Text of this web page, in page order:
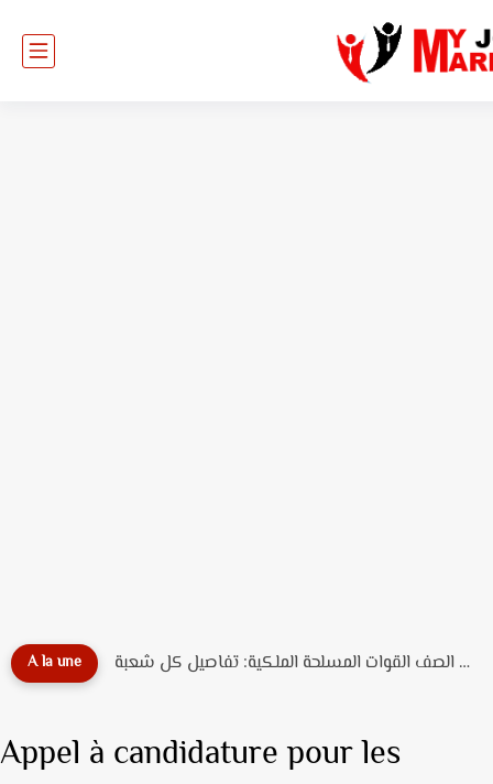
A la une دليل تخصصات ضباط الصف القوات المسلحة الملكية: تفاصيل كل شعبة...
Appel à candidature pour les